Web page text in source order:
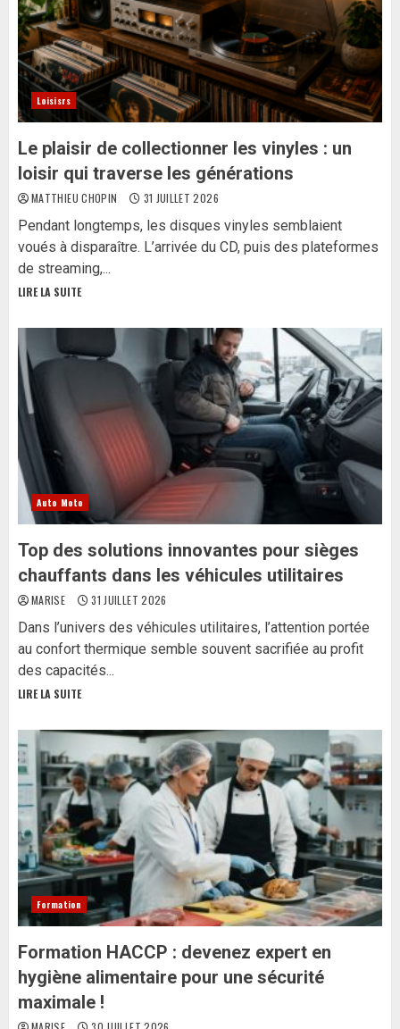
Loisisrs
Le plaisir de collectionner les vinyles : un
loisir qui traverse les générations
MATTHIEU CHOPIN 31 JUILLET 2026
Pendant longtemps, les disques vinyles semblaient
voués à disparaître. L’arrivée du CD, puis des plateformes
de streaming,...
LIRE LA SUITE
Auto Moto
Top des solutions innovantes pour sièges
chauffants dans les véhicules utilitaires
MARISE 31 JUILLET 2026
Dans l’univers des véhicules utilitaires, l’attention portée
au confort thermique semble souvent sacrifiée au profit
des capacités...
LIRE LA SUITE
Formation
Formation HACCP : devenez expert en
hygiène alimentaire pour une sécurité
maximale !